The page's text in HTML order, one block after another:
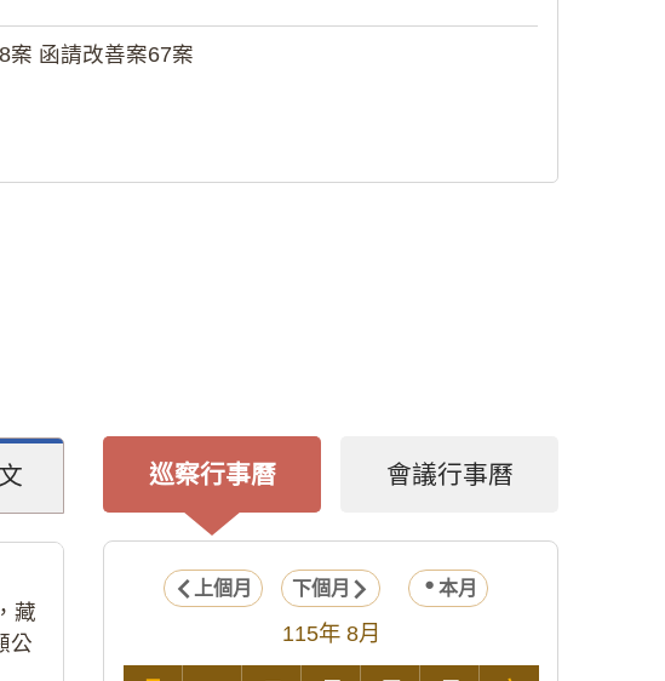
案 函請改善案67案
藏
公
巡察行事曆 會議行事曆
上個月 下個月 本月
115年 8月